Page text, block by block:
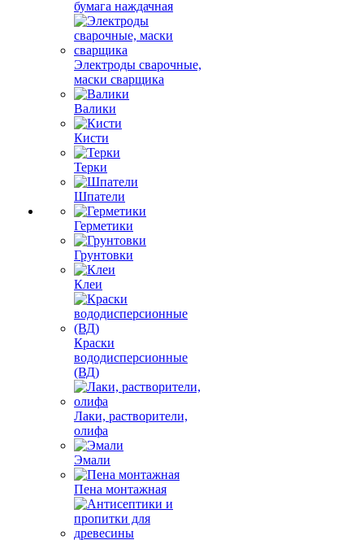
бумага наждачная
Электроды сварочные,
маски сварщика
Валики
Кисти
Терки
Шпатели
Герметики
Грунтовки
Клеи
Краски
вододисперсионные
(ВД)
Лаки, растворители,
олифа
Эмали
Пена монтажная